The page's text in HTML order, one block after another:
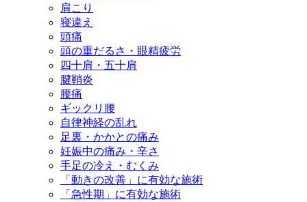
肩こり
寝違え
頭痛
頭の重だるさ・眼精疲労
四十肩・五十肩
腱鞘炎
腰痛
ギックリ腰
自律神経の乱れ
足裏・かかとの痛み
妊娠中の痛み・辛さ
手足の冷え・むくみ
「動きの改善」に有効な施術
「急性期」に有効な施術